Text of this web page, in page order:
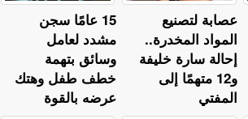
15 عامًا سجن
مشدد لعامل
وسائق بتهمة
خطف طفل وهتك
عرضه بالقوة
عصابة لتصنيع
المواد المخدرة..
إحالة سارة خليفة
و12 متهمًا إلى
المفتي